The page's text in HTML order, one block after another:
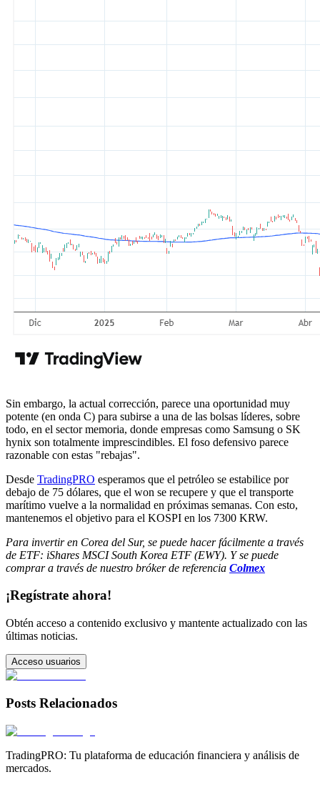
Sin embargo, la actual corrección, parece una oportunidad muy
potente (en onda C) para subirse a una de las bolsas líderes, sobre
todo, en el sector memoria, donde empresas como Samsung o SK
hynix son totalmente imprescindibles. El foso defensivo parece
razonable con estas "rebajas".
Desde TradingPRO esperamos que el petróleo se estabilice por
debajo de 75 dólares, que el won se recupere y que el transporte
marítimo vuelve a la normalidad en próximas semanas. Con esto,
mantenemos el objetivo para el KOSPI en los 7300 KRW.
Para invertir en Corea del Sur, se puede hacer fácilmente a través
de ETF: iShares MSCI South Korea ETF (EWY). Y se puede
comprar a través de nuestro bróker de referencia Colmex
¡Regístrate ahora!
Obtén acceso a contenido exclusivo y mantente actualizado con las
últimas noticias.
Acceso usuarios
Posts Relacionados
TradingPRO: Tu plataforma de educación financiera y análisis de
mercados.